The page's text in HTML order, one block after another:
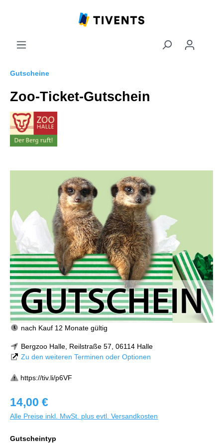
Gutscheine
Zoo-Ticket-Gutschein
nach Kauf 12 Monate gültig
Bergzoo Halle, Reilstraße 57, 06114 Halle
Zu den weiteren Terminen oder Optionen
https://tiv.li/p6VF
14,00 €
Alle Preise inkl. MwSt. plus evtl. Versandkosten
Gutscheintyp